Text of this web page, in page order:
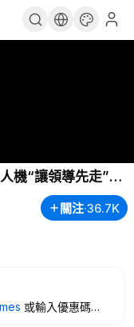
機“讓領導先走”，
下第1430集
關注·36.7K